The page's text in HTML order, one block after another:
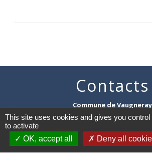
Contacts
Commune de Vaugneray
1 place de la Mairie
69670 Vaugneray - FRANCE
+33 4 78 45 80 48
Contact par
This site uses cookies and gives you
to activate
OK, accept all
Deny all